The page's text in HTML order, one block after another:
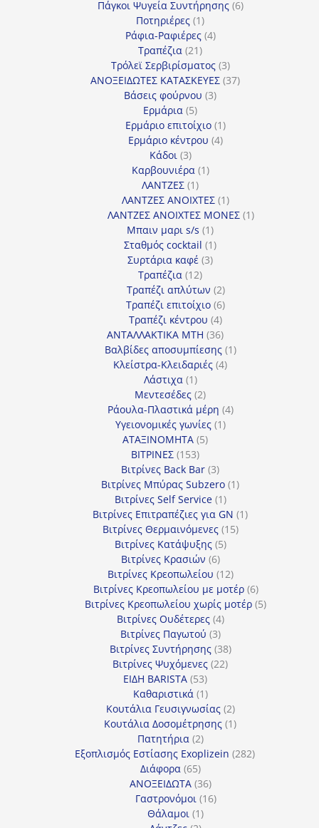
προϊόν
Πάγκοι Ψυγεία Συντήρησης 66
Ποτηριέρες 11
προϊόν
Ράφια-Ραφιέρες 44
Τραπέζια 2121
προϊόντα
Τρόλεϊ Σερβιρίσματος 33
προϊόντα
ΑΝΟΞΕΙΔΩΤΕΣ ΚΑΤΑΣΚΕΥΕΣ 3737
Βάσεις φούρνου 33
Ερμάρια 55
προϊόντα
Ερμάριο επιτοίχιο 11
προϊόν
Ερμάριο κέντρου 44
Κάδοι 33
προϊόντα
Καρβουνιέρα 11
ΛΑΝΤΖΕΣ 11
προϊόν
ΛΑΝΤΖΕΣ ΑΝΟΙΧΤΕΣ 11
προϊόν
ΛΑΝΤΖΕΣ ΑΝΟΙΧΤΕΣ ΜΟΝΕΣ 11
Μπαιν μαρι s/s 11
προϊόν
Σταθμός cocktail 11
Συρτάρια καφέ 33
Τραπέζια 1212
προϊόντα
Τραπέζι απλύτων 22
προϊόντα
Τραπέζι επιτοίχιο 66
προϊόντα
Τραπέζι κέντρου 44
προϊόντα
ΑΝΤΑΛΛΑΚΤΙΚΑ MTH 3636
προϊόντα
Βαλβίδες αποσυμπίεσης 11
Κλείστρα-Κλειδαριές 44
Λάστιχα 11
προϊόν
Μεντεσέδες 22
προϊόντα
Ράουλα-Πλαστικά μέρη 44
Υγειονομικές γωνίες 11
ΑΤΑΞΙΝΟΜΗΤΑ 55
ΒΙΤΡΙΝΕΣ 153153
προϊόντα
Βιτρίνες Back Bar 33
προϊόντα
Βιτρίνες Mπύρας Subzero 11
Βιτρίνες Self Service 11
προϊόν
Βιτρίνες Επιτραπέζιες για GN 11
Βιτρίνες Θερμαινόμενες 1515
Βιτρίνες Κατάψυξης 55
Βιτρίνες Κρασιών 66
προϊόντα
Βιτρίνες Κρεοπωλείου 1212
προϊόντα
Βιτρίνες Κρεοπωλείου με μοτέρ 66
προϊόντα
Βιτρίνες Κρεοπωλείου χωρίς μοτέρ 55
Βιτρίνες Ουδέτερες 44
προϊόντα
Βιτρίνες Παγωτού 33
προϊόντα
Βιτρίνες Συντήρησης 3838
προϊόντα
Βιτρίνες Ψυχόμενες 2222
ΕΙΔΗ BARISTA 5353
προϊόντα
Καθαριστικά 11
προϊόν
Κουτάλια Γευσιγνωσίας 22
προϊόντα
Κουτάλια Δοσομέτρησης 11
Πατητήρια 22
προϊόντα
Εξοπλισμός Εστίασης Exoplizein 282282
Διάφορα 6565
προϊόντα
ΑΝΟΞΕΙΔΩΤΑ 3636
προϊόντα
Γαστρονόμοι 1616
Θάλαμοι 11